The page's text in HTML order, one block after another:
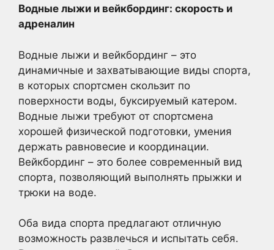
Водные лыжи и вейкбординг: скорость и
адреналин
Водные лыжи и вейкбординг – это
динамичные и захватывающие виды спорта,
в которых спортсмен скользит по
поверхности воды, буксируемый катером.
Водные лыжи требуют от спортсмена
хорошей физической подготовки, умения
держать равновесие и координации.
Вейкбординг – это более современный вид
спорта, позволяющий выполнять прыжки и
трюки на воде.
Оба вида спорта предлагают отличную
возможность развлечься и испытать себя.